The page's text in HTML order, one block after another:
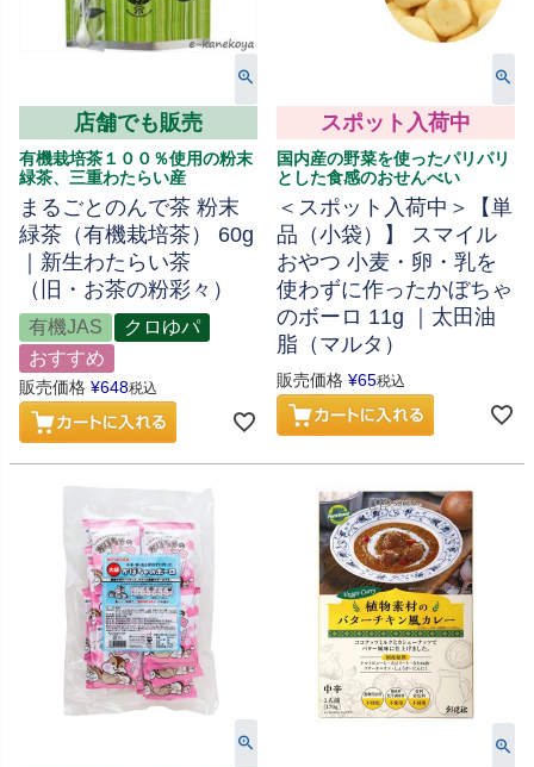
店舗でも販売
有機栽培茶１００％使用の粉末
緑茶、三重わたらい産
まるごとのんで茶 粉末
緑茶（有機栽培茶） 60g
｜新生わたらい茶
（旧・お茶の粉彩々）
有機JAS
クロゆパ
おすすめ
販売価格 ¥648税込
スポット入荷中
国内産の野菜を使ったパリパリ
とした食感のおせんべい
＜スポット入荷中＞【単
品（小袋）】 スマイル
おやつ 小麦・卵・乳を
使わずに作ったかぼちゃ
のボーロ 11g ｜太田油
脂（マルタ）
販売価格 ¥65税込